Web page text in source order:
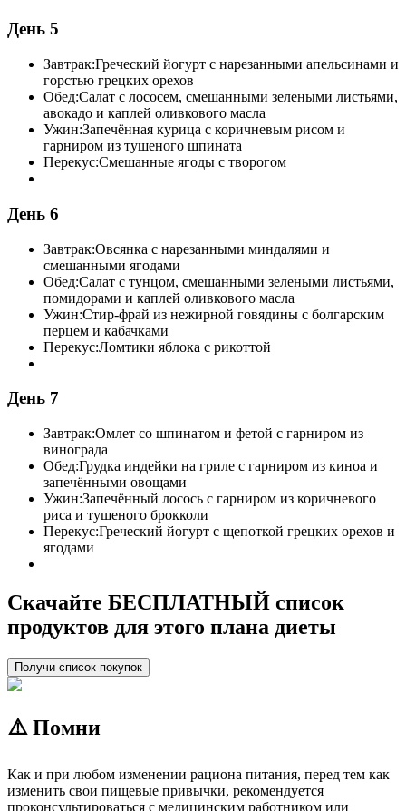
День 5
Завтрак:Греческий йогурт с нарезанными апельсинами и
горстью грецких орехов
Обед:Салат с лососем, смешанными зелеными листьями,
авокадо и каплей оливкового масла
Ужин:Запечённая курица с коричневым рисом и
гарниром из тушеного шпината
Перекус:Смешанные ягоды с творогом
День 6
Завтрак:Овсянка с нарезанными миндалями и
смешанными ягодами
Обед:Салат с тунцом, смешанными зелеными листьями,
помидорами и каплей оливкового масла
Ужин:Стир-фрай из нежирной говядины с болгарским
перцем и кабачками
Перекус:Ломтики яблока с рикоттой
День 7
Завтрак:Омлет со шпинатом и фетой с гарниром из
винограда
Обед:Грудка индейки на гриле с гарниром из киноа и
запечёнными овощами
Ужин:Запечённый лосось с гарниром из коричневого
риса и тушеного брокколи
Перекус:Греческий йогурт с щепоткой грецких орехов и
ягодами
Скачайте БЕСПЛАТНЫЙ список
продуктов для этого плана диеты
Получи список покупок
⚠️ Помни
Как и при любом изменении рациона питания, перед тем как
изменить свои пищевые привычки, рекомендуется
проконсультироваться с медицинским работником или